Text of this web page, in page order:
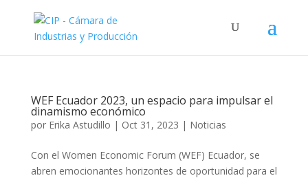
WEF Ecuador 2023, un espacio para impulsar el
dinamismo económico
por Erika Astudillo | Oct 31, 2023 | Noticias
Con el Women Economic Forum (WEF) Ecuador, se
abren emocionantes horizontes de oportunidad para el